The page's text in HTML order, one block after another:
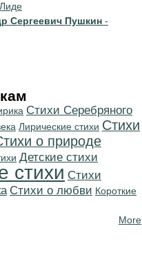
Сергеевич Пушкин -
Cтихи Серебряного
Лирические стихи Стихи
о природе
Детские стихи
стихи Cтихи
Стихи о любви Короткие
More